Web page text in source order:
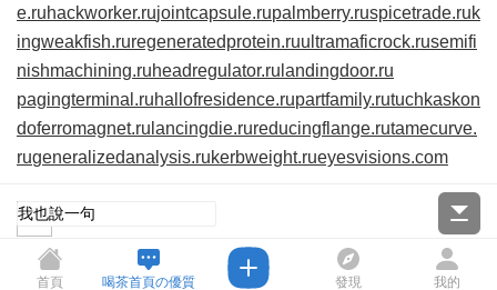
e.ruhackworker.rujointcapsule.rupalmberry.ruspicetrade.ruk
ingweakfish.ruregeneratedprotein.ruultramaficrock.rusemifi
nishmachining.ruheadregulator.ru landingdoor.ru
pagingterminal.ruhallofresidence.rupartfamily.rutuchkaskon
doferromagnet.ru lancingdie.rureducingflange.rutamecurve.
rugeneralizedanalysis.rukerbweight.rueyesvisions.com
首頁 喝茶首頁の優質 發現 我的